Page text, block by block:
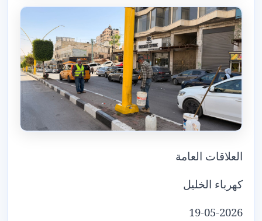
العلاقات العامة
كهرباء الخليل
19-05-2026